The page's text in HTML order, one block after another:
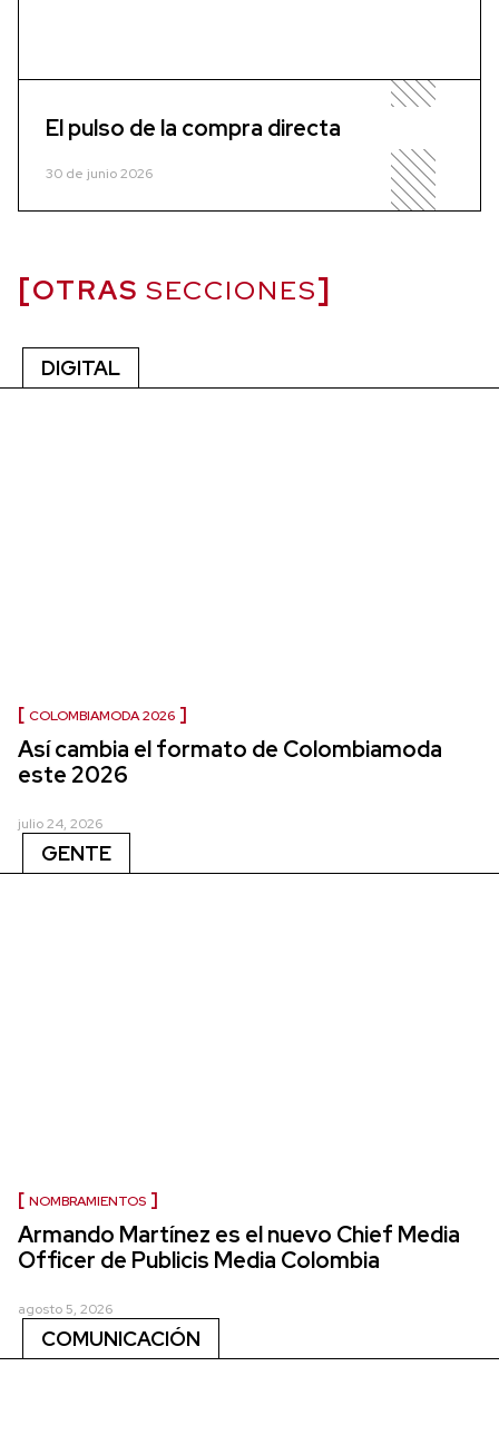
El pulso de la compra directa
30 de junio 2026
OTRAS SECCIONES
DIGITAL
COLOMBIAMODA 2026
Así cambia el formato de Colombiamoda
este 2026
julio 24, 2026
GENTE
NOMBRAMIENTOS
Armando Martínez es el nuevo Chief Media
Officer de Publicis Media Colombia
agosto 5, 2026
COMUNICACIÓN